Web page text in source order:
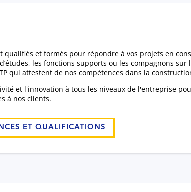
qualifiés et formés pour répondre à vos projets en
les fonctions supports ou les compagnons
qui attestent de nos compétences dans la
et l'innovation à tous les niveaux de l'entreprise
à nos clients.
ET QUALIFICATIONS